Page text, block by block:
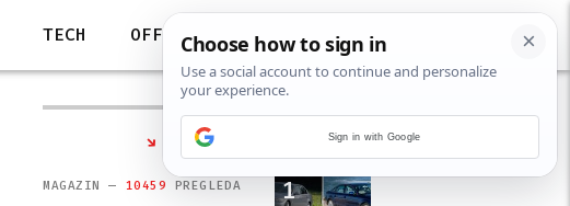
TECH OFF
NAJČITANIJE
1
MAGAZIN — 10459 PREGLEDA
Sign in with Google